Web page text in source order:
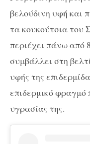
βελούδινη υφή και
τα κουκούτσια του
περιέχει πάνω από
συμβάλλει στη
υφής της
επιδερμικό φραγμό
υγρασίας της.